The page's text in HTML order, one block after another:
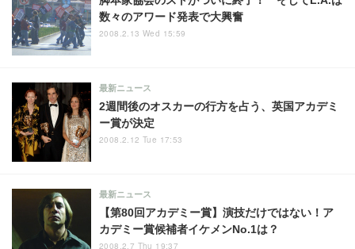
数々のアワード発表で大興奮
2008.2.13 Wed 15:59
2週間後のオスカーの行方を占う、英国アカデミ
ー賞が決定
最新ニュース
2008.2.12 Tue 17:53
【第80回アカデミー賞】演技だけではない！ア
カデミー賞候補者イケメンNo.1は？
最新ニュース
2008.2.7 Thu 19:37